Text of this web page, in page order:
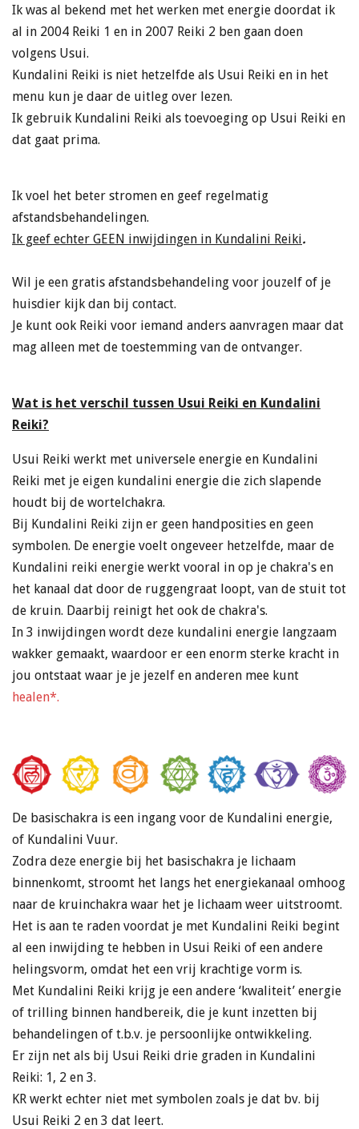
Ik was al bekend met het werken met energie doordat ik
al in 2004 Reiki 1 en in 2007 Reiki 2 ben gaan doen
volgens Usui.
Kundalini Reiki is niet hetzelfde als Usui Reiki en in het
menu kun je daar de uitleg over lezen.
Ik gebruik Kundalini Reiki als toevoeging op Usui Reiki en
dat gaat prima.
Ik voel het beter stromen en geef regelmatig
afstandsbehandelingen.
Ik geef echter GEEN inwijdingen in Kundalini Reiki.
Wil je een gratis afstandsbehandeling voor jouzelf of je
huisdier kijk dan bij contact.
Je kunt ook Reiki voor iemand anders aanvragen maar dat
mag alleen met de toestemming van de ontvanger.
Wat is het verschil tussen Usui Reiki en Kundalini
Reiki?
Usui Reiki werkt met universele energie en Kundalini
Reiki met je eigen kundalini energie die zich slapende
houdt bij de wortelchakra.
Bij Kundalini Reiki zijn er geen handposities en geen
symbolen. De energie voelt ongeveer hetzelfde, maar de
Kundalini reiki energie werkt vooral in op je chakra's en
het kanaal dat door de ruggengraat loopt, van de stuit tot
de kruin. Daarbij reinigt het ook de chakra's.
In 3 inwijdingen wordt deze kundalini energie langzaam
wakker gemaakt, waardoor er een enorm sterke kracht in
jou ontstaat waar je je jezelf en anderen mee kunt
healen*.
De basischakra is een ingang voor de Kundalini energie,
of Kundalini Vuur.
Zodra deze energie bij het basischakra je lichaam
binnenkomt, stroomt het langs het energiekanaal omhoog
naar de kruinchakra waar het je lichaam weer uitstroomt.
Het is aan te raden voordat je met Kundalini Reiki begint
al een inwijding te hebben in Usui Reiki of een andere
helingsvorm, omdat het een vrij krachtige vorm is.
Met Kundalini Reiki krijg je een andere ‘kwaliteit’ energie
of trilling binnen handbereik, die je kunt inzetten bij
behandelingen of t.b.v. je persoonlijke ontwikkeling.
Er zijn net als bij Usui Reiki drie graden in Kundalini
Reiki: 1, 2 en 3.
KR werkt echter niet met symbolen zoals je dat bv. bij
Usui Reiki 2 en 3 dat leert.